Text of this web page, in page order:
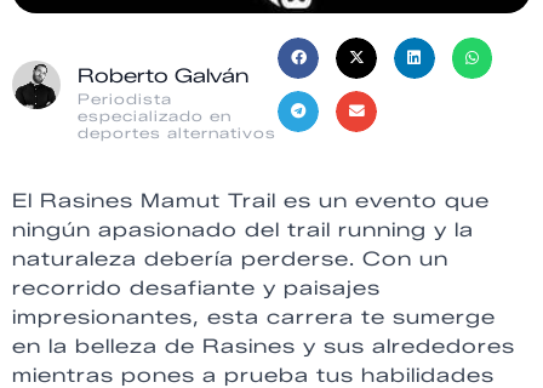
Roberto Galván
Periodista
especializado en
deportes alternativos
El Rasines Mamut Trail es un evento que
ningún apasionado del trail running y la
naturaleza debería perderse. Con un
recorrido desafiante y paisajes
impresionantes, esta carrera te sumerge
en la belleza de Rasines y sus alrededores
mientras pones a prueba tus habilidades